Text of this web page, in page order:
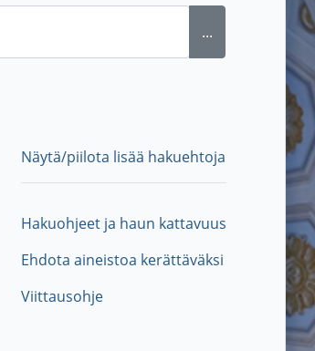
...
Näytä/piilota lisää hakuehtoja
Hakuohjeet ja haun kattavuus
Ehdota aineistoa kerättäväksi
Viittausohje